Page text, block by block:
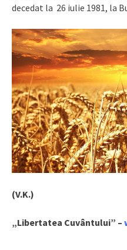
decedat la 26 iulie 1981, la
(V.K.)
„Libertatea Cuvântului” –